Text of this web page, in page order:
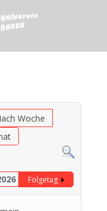
Woche
Folgetag